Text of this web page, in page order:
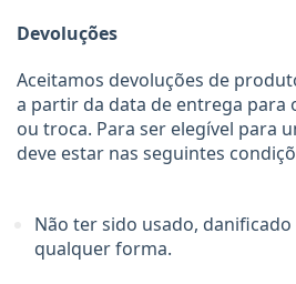
Devoluções
Aceitamos devoluções de
a partir da data de entrega
ou troca. Para ser elegível para
deve estar nas seguintes
Não ter sido usado,
qualquer forma.